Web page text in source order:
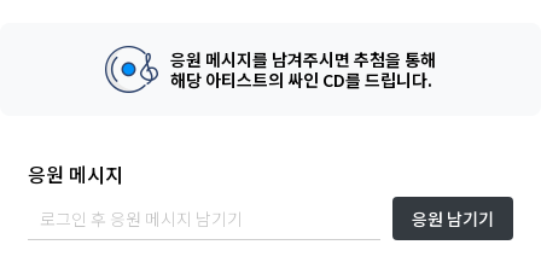
응원 메시지를 남겨주시면 추첨을 통해
해당 아티스트의 싸인 CD를 드립니다.
응원 메시지
응원 남기기